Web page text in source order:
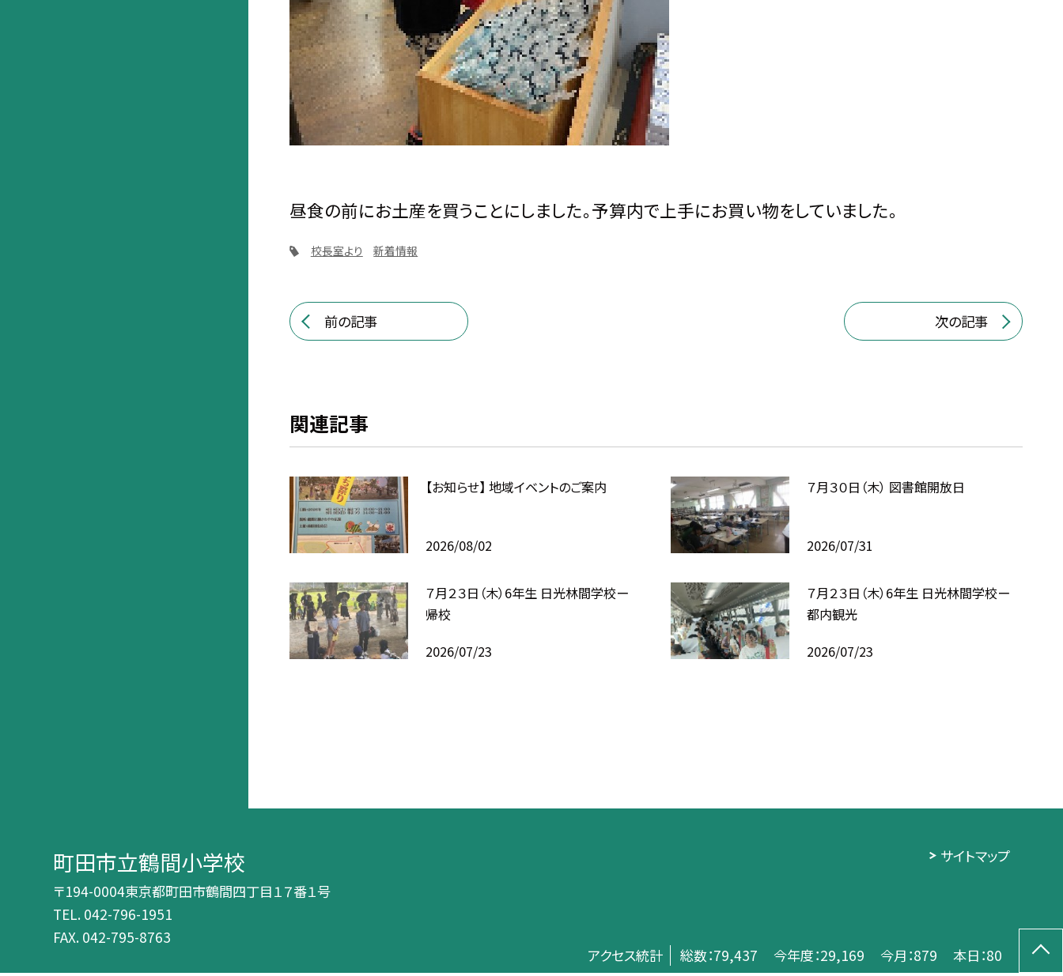
昼食の前にお土産を買うことにしました。予算内で上手にお買い物をしていました。
校長室より 新着情報
前の記事 次の記事
関連記事
【お知らせ】 地域イベントのご案内
2026/08/02
７月３０日（木） 図書館開放日
2026/07/31
７月２３日（木）6年生 日光林間学校ー
帰校
2026/07/23
７月２３日（木）6年生 日光林間学校ー
都内観光
2026/07/23
町田市立鶴間小学校
〒194-0004東京都町田市鶴間四丁目１７番１号
TEL. 042-796-1951
FAX. 042-795-8763
サイトマップ
アクセス統計 総数：79,437 今年度：29,169 今月：879 本日：80